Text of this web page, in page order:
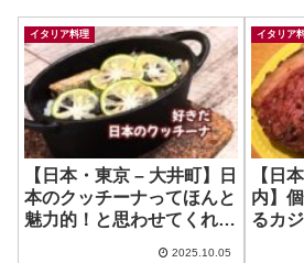
イタリア料理
【日本・東京 – 大井町】日
本のクッチーナってほんと
魅力的！と思わせてくれる
2025.10.05
イタリア
【日
内】
るカ